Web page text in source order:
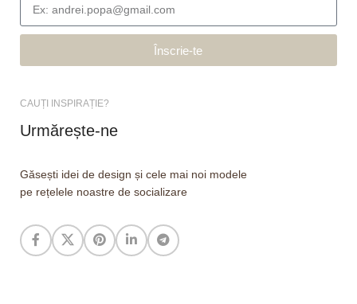
Înscrie-te
CAUȚI INSPIRAȚIE?
Urmărește-ne
Găsești idei de design și cele mai noi modele
pe rețelele noastre de socializare